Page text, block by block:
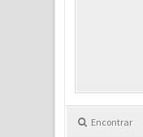
Encontrar